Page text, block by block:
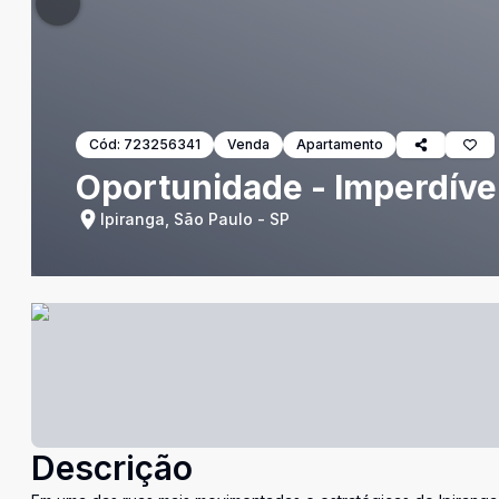
Cód: 723256341 Venda Apartamento
Oportunidade -
Ipiranga, São Paulo - SP
Descrição